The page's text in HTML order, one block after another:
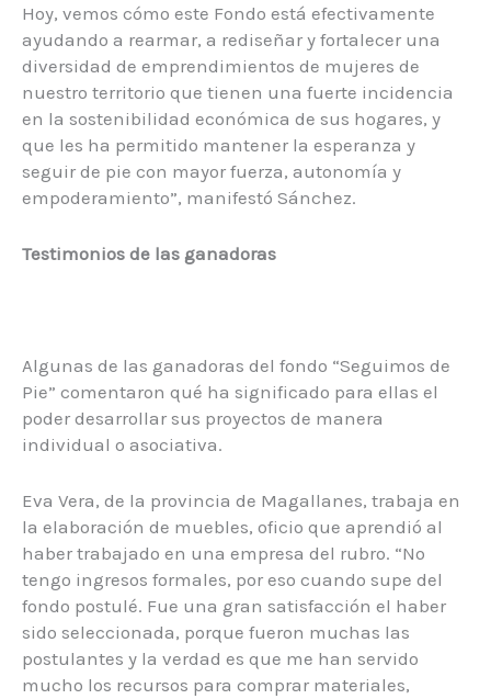
Hoy, vemos cómo este Fondo está efectivamente
ayudando a rearmar, a rediseñar y fortalecer una
diversidad de emprendimientos de mujeres de
nuestro territorio que tienen una fuerte incidencia
en la sostenibilidad económica de sus hogares, y
que les ha permitido mantener la esperanza y
seguir de pie con mayor fuerza, autonomía y
empoderamiento”, manifestó Sánchez.
Testimonios de las ganadoras
Algunas de las ganadoras del fondo “Seguimos de
Pie” comentaron qué ha significado para ellas el
poder desarrollar sus proyectos de manera
individual o asociativa.
Eva Vera, de la provincia de Magallanes, trabaja en
la elaboración de muebles, oficio que aprendió al
haber trabajado en una empresa del rubro. “No
tengo ingresos formales, por eso cuando supe del
fondo postulé. Fue una gran satisfacción el haber
sido seleccionada, porque fueron muchas las
postulantes y la verdad es que me han servido
mucho los recursos para comprar materiales,